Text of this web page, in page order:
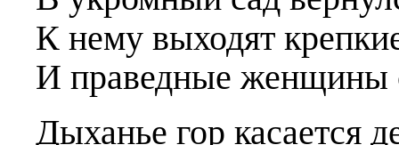
К нему выходят
И праведные женщины
Дыханье гор касается